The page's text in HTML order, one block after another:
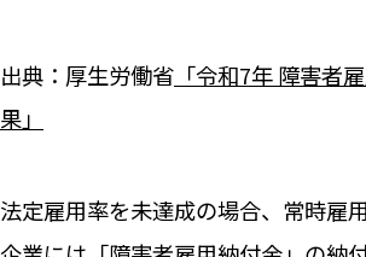
出典：厚生労働省 「令和7年 障害者
果」
法定雇用率を未達成の場合、常時雇